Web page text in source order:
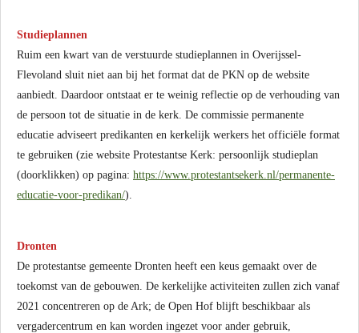
Studieplannen
Ruim een kwart van de verstuurde studieplannen in Overijssel-
Flevoland sluit niet aan bij het format dat de PKN op de website
aanbiedt. Daardoor ontstaat er te weinig reflectie op de verhouding van
de persoon tot de situatie in de kerk. De commissie permanente
educatie adviseert predikanten en kerkelijk werkers het officiële format
te gebruiken (zie website Protestantse Kerk: persoonlijk studieplan
(doorklikken) op pagina: https://www.protestantsekerk.nl/permanente-
educatie-voor-predikan/).
Dronten
De protestantse gemeente Dronten heeft een keus gemaakt over de
toekomst van de gebouwen. De kerkelijke activiteiten zullen zich vanaf
2021 concentreren op de Ark; de Open Hof blijft beschikbaar als
vergadercentrum en kan worden ingezet voor ander gebruik,